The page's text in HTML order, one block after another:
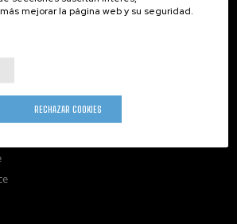
mejorar la página web y su seguridad.
RECHAZAR COOKIES